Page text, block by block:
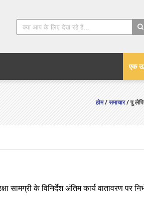
एक
होम/समाचार/ पु
के विनिर्देश अंतिम कार्य वातावरण पर